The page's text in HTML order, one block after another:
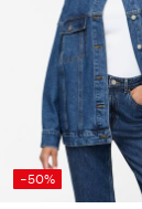
spørgsmål?
Om
os
Danmark
-50%